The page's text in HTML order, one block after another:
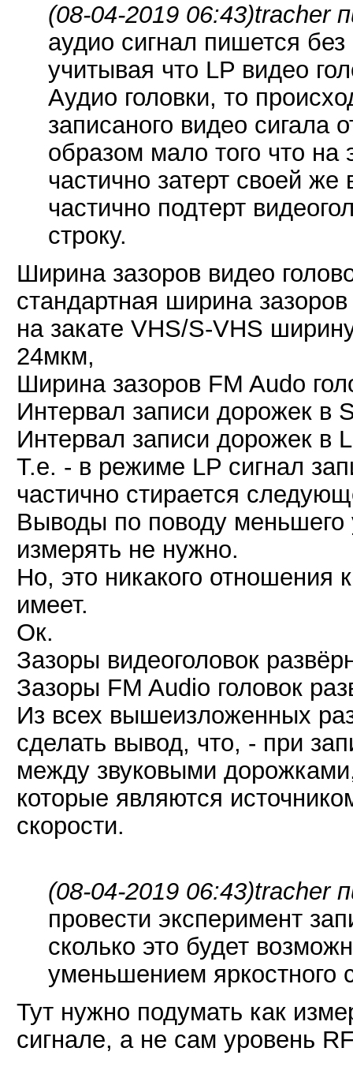
(08-04-2019 06:43)tracher
аудио сигнал пишется
учитывая что LP видео
Аудио головки, то
записаного видео сигала
образом мало того что на
частично затерт своей
частично подтерт
строку.
Ширина зазоров видео
стандартная ширина
на закате VHS/S-VHS
24мкм,
Ширина зазоров FM Audo
Интервал записи дорожек в
Интервал записи дорожек в
Т.е. - в режиме LP сигнал
частично стирается
Выводы по поводу меньшего
измерять не нужно.
Но, это никакого отношения
имеет.
Ок.
Зазоры видеоголовок
Зазоры FM Audio головок
Из всех вышеизложенных
сделать вывод, что, - при
между звуковыми
которые являются
скорости.
(08-04-2019 06:43)tracher
провести эксперимент
сколько это будет
уменьшением
Тут нужно подумать как
сигнале, а не сам уровень